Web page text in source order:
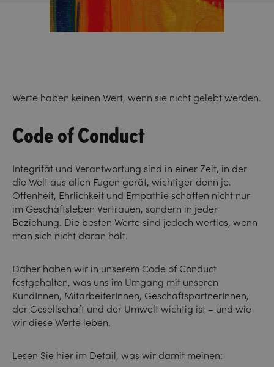
Werte haben keinen Wert, wenn sie nicht gelebt werden.
Code of Conduct
Integrität und Verantwortung sind in einer Zeit, in der
die Welt aus allen Fugen gerät, wichtiger denn je.
Offenheit, Ehrlichkeit und Empathie schaffen nicht nur
im Geschäftsleben Vertrauen, sondern in jeder
Beziehung. Die besten Werte sind jedoch wertlos, wenn
man sich nicht daran hält.
Daher haben wir in unserem Code of Conduct
festgehalten, was uns im Umgang mit unseren
KundInnen, MitarbeiterInnen, GeschäftspartnerInnen,
der Gesellschaft und der Umwelt wichtig ist – und wie
wir diese Werte leben.
Lesen Sie hier im Detail, was wir damit meinen: